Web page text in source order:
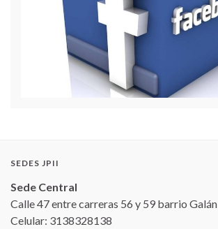
SEDES JPII
Sede Central
Calle 47 entre carreras 56 y 59 barrio Galán
Celular: 3138328138